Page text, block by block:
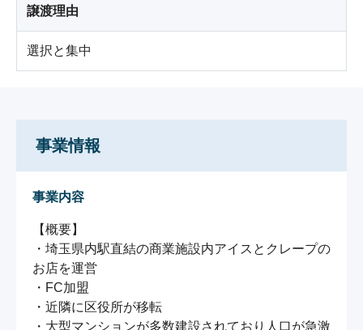
譲渡理由
選択と集中
事業情報
事業内容
【概要】
・埼玉県内駅直結の商業施設内アイスとクレープの
お店を運営
・FC加盟
・近隣に区役所が移転
・大型マンションが多数建設されており人口が急激